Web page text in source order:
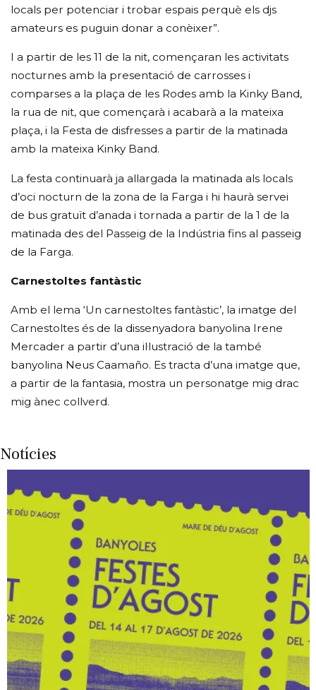
locals per potenciar i trobar espais perquè els djs
amateurs es puguin donar a conèixer”.
I a partir de les 11 de la nit, començaran les activitats
nocturnes amb la presentació de carrosses i
comparses a la plaça de les Rodes amb la Kinky Band,
la rua de nit, que començarà i acabarà a la mateixa
plaça, i la Festa de disfresses a partir de la matinada
amb la mateixa Kinky Band.
La festa continuarà ja allargada la matinada als locals
d’oci nocturn de la zona de la Farga i hi haurà servei
de bus gratuït d’anada i tornada a partir de la 1 de la
matinada des del Passeig de la Indústria fins al passeig
de la Farga.
Carnestoltes fantàstic
Amb el lema ‘Un carnestoltes fantàstic’, la imatge del
Carnestoltes és de la dissenyadora banyolina Irene
Mercader a partir d’una il·lustració de la també
banyolina Neus Caamaño. Es tracta d’una imatge que,
a partir de la fantasia, mostra un personatge mig drac
mig ànec collverd.
Notícies